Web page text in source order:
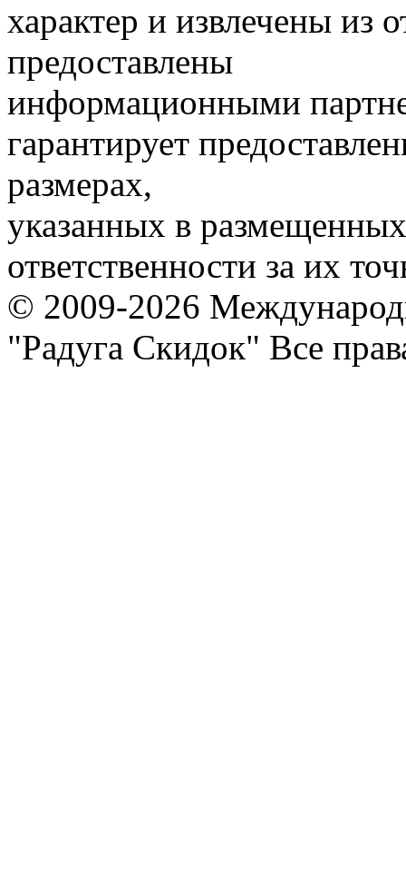
характер и извлечены из
предоставлены
информационными
гарантирует
размерах,
указанных в
ответственности за их
© 2009-2026
"Радуга Скидок" Все